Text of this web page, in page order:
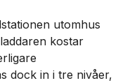
utomhus
kostar
dock in i tre nivåer,